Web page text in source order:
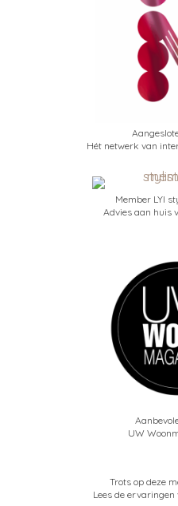
Hét netwerk van
Member LYI
Advies aan huis
UW
Trots op deze
Lees de